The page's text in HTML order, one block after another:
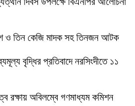
ও তিন কেজি মাদক সহ তিনজন আটক
বৃদ্ধির প্রতিবাদে নরসিংদীতে ১১
রক্ষায় অবিলম্বে গণমাধ্যম কমিশন